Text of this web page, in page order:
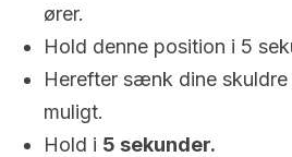
ører.
Hold denne position i 5
Herefter sænk dine skuldre
muligt.
Hold i 5 sekunder.